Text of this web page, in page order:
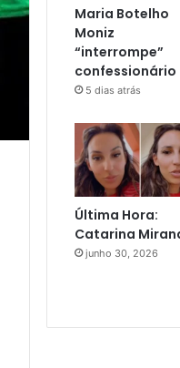
Maria Botelho
Moniz
“interrompe”
confessionário
5 dias atrás
Última Hora:
Catarina
junho 30, 2026